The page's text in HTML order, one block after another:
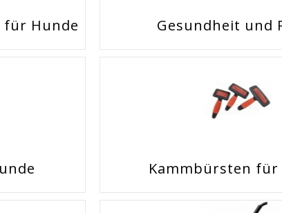
für Hunde Gesundheit und
Kammbürsten für